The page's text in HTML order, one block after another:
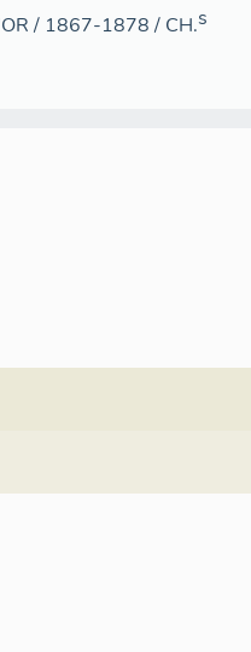
/ 1867-1878 / CH.s